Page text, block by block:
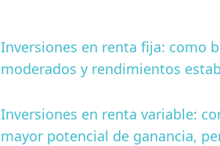
Inversiones en renta fija: como
moderados y rendimientos
Inversiones en renta variable:
mayor potencial de ganancia,